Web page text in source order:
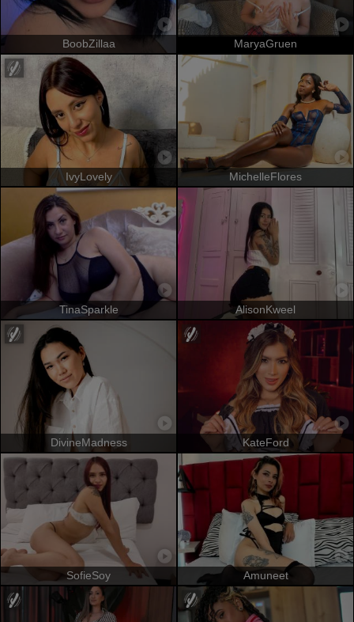
BoobZillaa MaryaGruen
IvyLovely MichelleFlores
TinaSparkle AlisonKweel
DivineMadness KateFord
SofieSoy Amuneet